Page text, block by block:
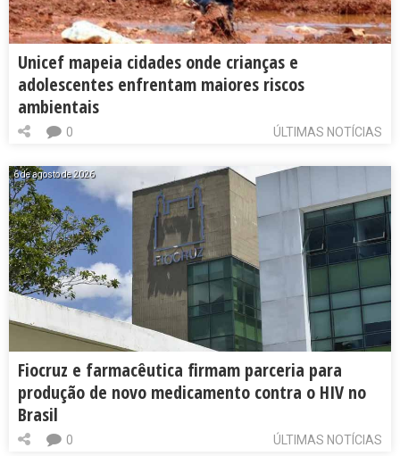
Unicef mapeia cidades onde crianças e
adolescentes enfrentam maiores riscos
ambientais
ÚLTIMAS NOTÍCIAS
0
6 de agosto de 2026
Fiocruz e farmacêutica firmam parceria para
produção de novo medicamento contra o HIV no
Brasil
ÚLTIMAS NOTÍCIAS
0